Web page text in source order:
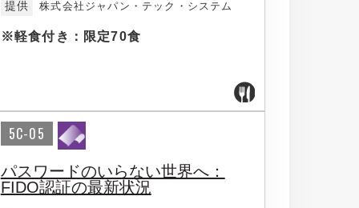
提供 株式会社ジャパン・テック・システム
※軽食付き：限定70食
5C-05
パスワードのいらない世界へ：
FIDO認証の最新状況